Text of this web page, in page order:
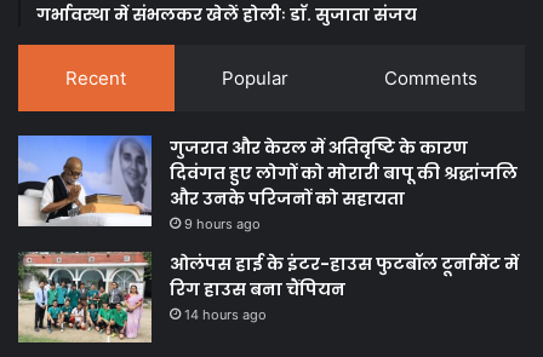
गर्भावस्था में संभलकर खेलें होलीः डाॅ. सुजाता संजय
Recent Popular Comments
गुजरात और केरल में अतिवृष्टि के कारण
दिवंगत हुए लोगों को मोरारी बापू की श्रद्धांजलि
और उनके परिजनों को सहायता
9 hours ago
ओलंपस हाई के इंटर-हाउस फुटबॉल टूर्नामेंट में
रिग हाउस बना चैंपियन
14 hours ago